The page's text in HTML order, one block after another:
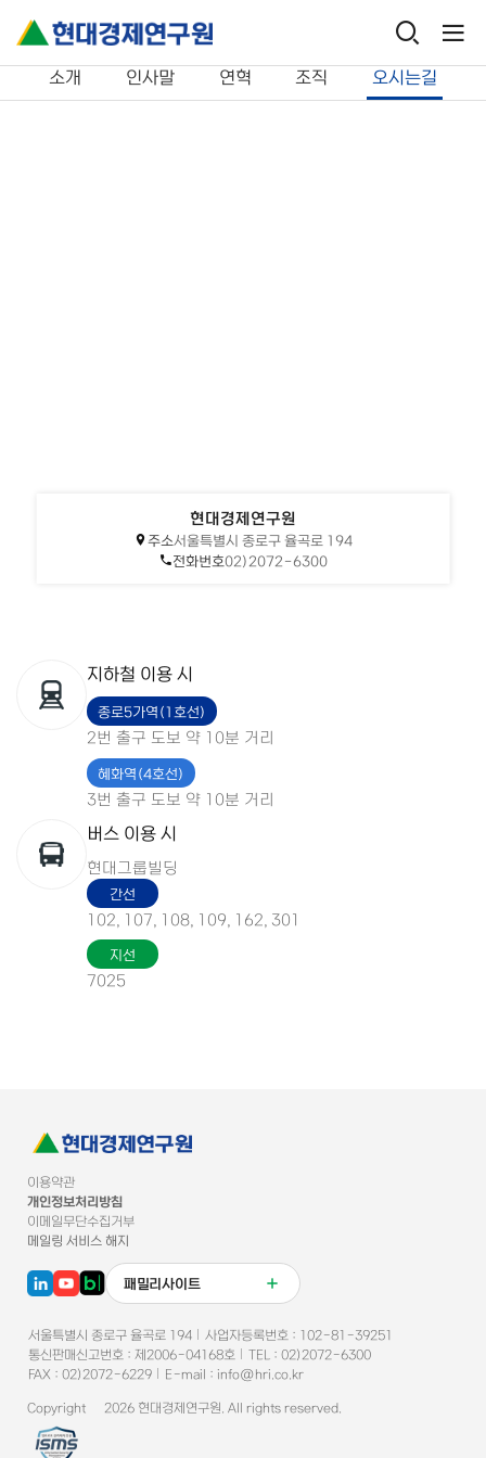
연구원 소개
소개 인사말 연혁 조직 오시는길
현대경제연구원
주소서울특별시 종로구 율곡로 194
전화번호02)2072-6300
지하철 이용 시
종로5가역(1호선)
2번 출구 도보 약 10분 거리
혜화역(4호선)
3번 출구 도보 약 10분 거리
버스 이용 시
현대그룹빌딩
간선
102, 107, 108, 109, 162, 301
지선
7025
이용약관
개인정보처리방침
이메일무단수집거부
메일링 서비스 해지
패밀리사이트
서울특별시 종로구 율곡로 194 사업자등록번호 : 102-81-39251
통신판매신고번호 : 제2006-04168호 TEL : 02)2072-6300
FAX : 02)2072-6229 E-mail : info@hri.co.kr
Copyright © 2026 현대경제연구원 . All rights reserved.